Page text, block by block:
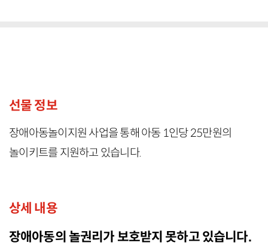
선물 정보
장애아동놀이지원 사업을 통해 아동 1인당 25만원의
놀이키트를 지원하고 있습니다.
상세 내용
장애아동의 놀권리가 보호받지 못하고 있습니다.